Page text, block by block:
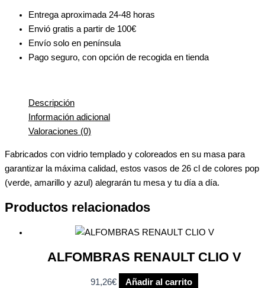
Entrega aproximada 24-48 horas
Envió gratis a partir de 100€
Envío solo en península
Pago seguro, con opción de recogida en tienda
Descripción
Información adicional
Valoraciones (0)
Fabricados con vidrio templado y coloreados en su masa para
garantizar la máxima calidad, estos vasos de 26 cl de colores pop
(verde, amarillo y azul) alegrarán tu mesa y tu día a día.
Productos relacionados
ALFOMBRAS RENAULT CLIO V
91,26€ Añadir al carrito